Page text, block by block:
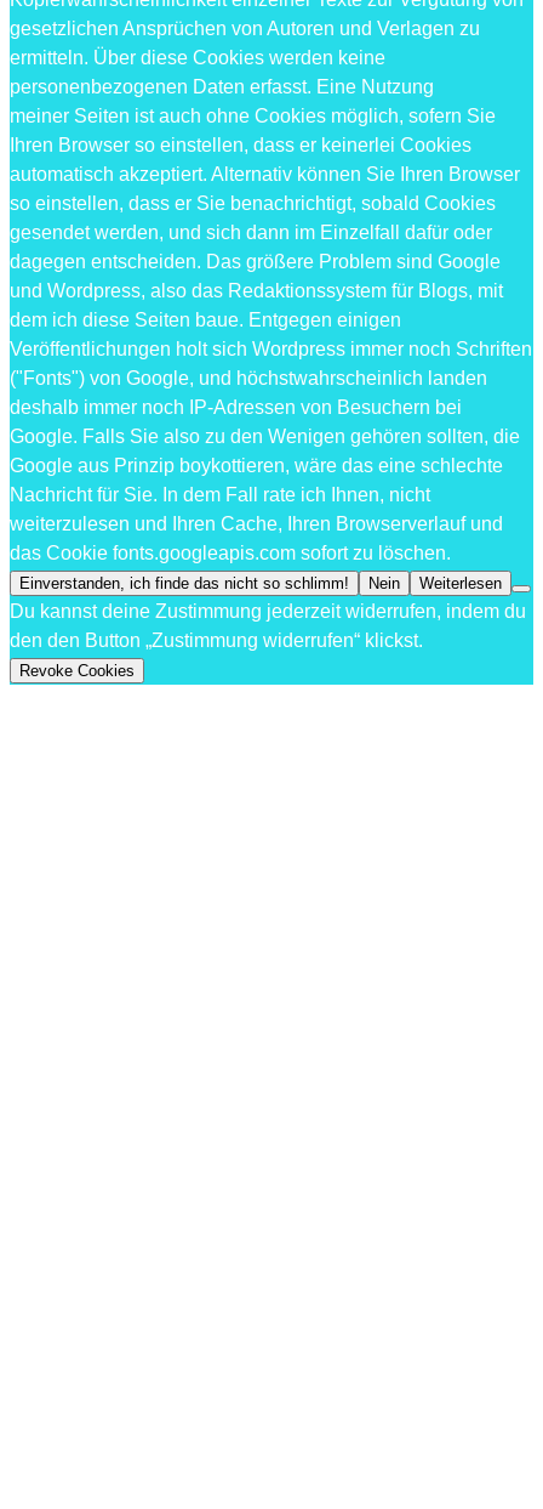
gesetzlichen Ansprüchen von Autoren und Verlagen zu
ermitteln. Über diese Cookies werden keine
personenbezogenen Daten erfasst. Eine Nutzung
meiner Seiten ist auch ohne Cookies möglich, sofern Sie
Ihren Browser so einstellen, dass er keinerlei Cookies
automatisch akzeptiert. Alternativ können Sie Ihren Browser
so einstellen, dass er Sie benachrichtigt, sobald Cookies
gesendet werden, und sich dann im Einzelfall dafür oder
dagegen entscheiden. Das größere Problem sind Google
und Wordpress, also das Redaktionssystem für Blogs, mit
dem ich diese Seiten baue. Entgegen einigen
Veröffentlichungen holt sich Wordpress immer noch Schriften
("Fonts") von Google, und höchstwahrscheinlich landen
deshalb immer noch IP-Adressen von Besuchern bei
Google. Falls Sie also zu den Wenigen gehören sollten, die
Google aus Prinzip boykottieren, wäre das eine schlechte
Nachricht für Sie. In dem Fall rate ich Ihnen, nicht
weiterzulesen und Ihren Cache, Ihren Browserverlauf und
das Cookie fonts.googleapis.com sofort zu löschen.
Einverstanden, ich finde das nicht so schlimm! Nein Weiterlesen
Du kannst deine Zustimmung jederzeit widerrufen, indem du
den den Button „Zustimmung widerrufen“ klickst.
Revoke Cookies